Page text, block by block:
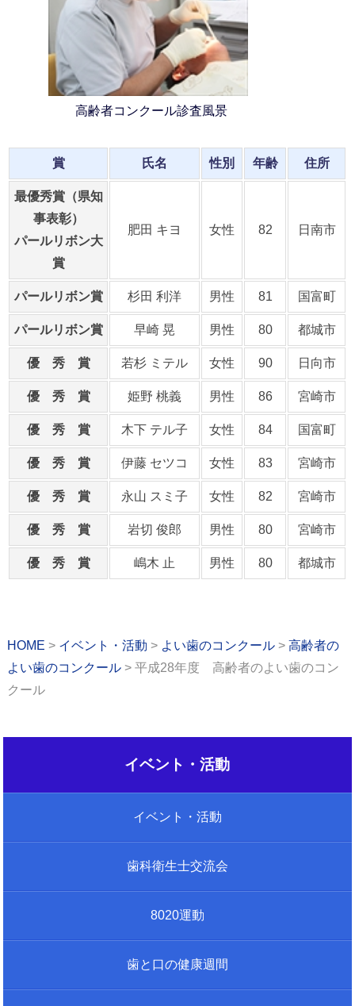
高齢者コンクール診査風景
賞 氏名 性別 年齢 住所
最優秀賞（県知
事表彰）
パールリボン大
賞
肥田 キヨ 女性 82 日南市
パールリボン賞 杉田 利洋 男性 81 国富町
パールリボン賞 早崎 晃 男性 80 都城市
優 秀 賞 若杉 ミテル 女性 90 日向市
優 秀 賞 姫野 桃義 男性 86 宮崎市
優 秀 賞 木下 テル子 女性 84 国富町
優 秀 賞 伊藤 セツコ 女性 83 宮崎市
優 秀 賞 永山 スミ子 女性 82 宮崎市
優 秀 賞 岩切 俊郎 男性 80 宮崎市
優 秀 賞 嶋木 止 男性 80 都城市
HOME イベント・活動 よい歯のコンクール
高齢者の
よい歯のコンクール
平成28年度 高齢者のよい歯のコン
クール
イベント・活動
イベント・活動
歯科衛生士交流会
8020運動
歯と口の健康週間